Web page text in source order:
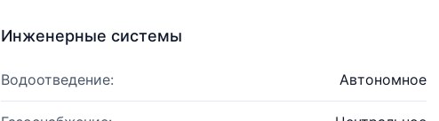
Инженерные системы
Водоотведение: Автономное